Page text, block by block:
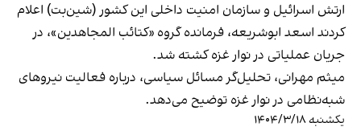
ارتش اسرائیل و سازمان امنیت داخلی این کشور (شین‌بت) اعلام
کردند اسعد ابوشریعه، فرمانده گروه «کتائب المجاهدین»، در
جریان عملیاتی در نوار غزه کشته شد.
میثم مهرانی، تحلیل‌گر مسائل سیاسی، درباره فعالیت نیروهای
شبه‌نظامی در نوار غزه توضیح می‌دهد.
یکشنبه ۱۴۰۴/۳/۱۸